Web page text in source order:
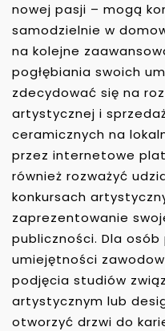
nowej pasji – mogą
samodzielnie w
na kolejne
pogłębiania swoich
zdecydować się na
artystycznej i
ceramicznych na
przez internetowe
również rozważyć
konkursach
zaprezentowanie
publiczności. Dla
umiejętności
podjęcia studiów
artystycznym lub
otworzyć drzwi do